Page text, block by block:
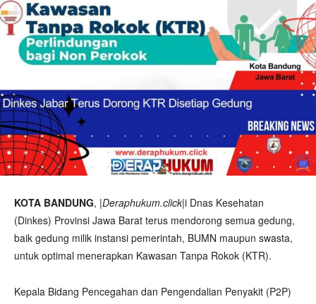
KOTA BANDUNG, |Deraphukum.click|i Dnas Kesehatan
(Dinkes) Provinsi Jawa Barat terus mendorong semua gedung,
baik gedung milik instansi pemerintah, BUMN maupun swasta,
untuk optimal menerapkan Kawasan Tanpa Rokok (KTR).
Kepala Bidang Pencegahan dan Pengendalian Penyakit (P2P)